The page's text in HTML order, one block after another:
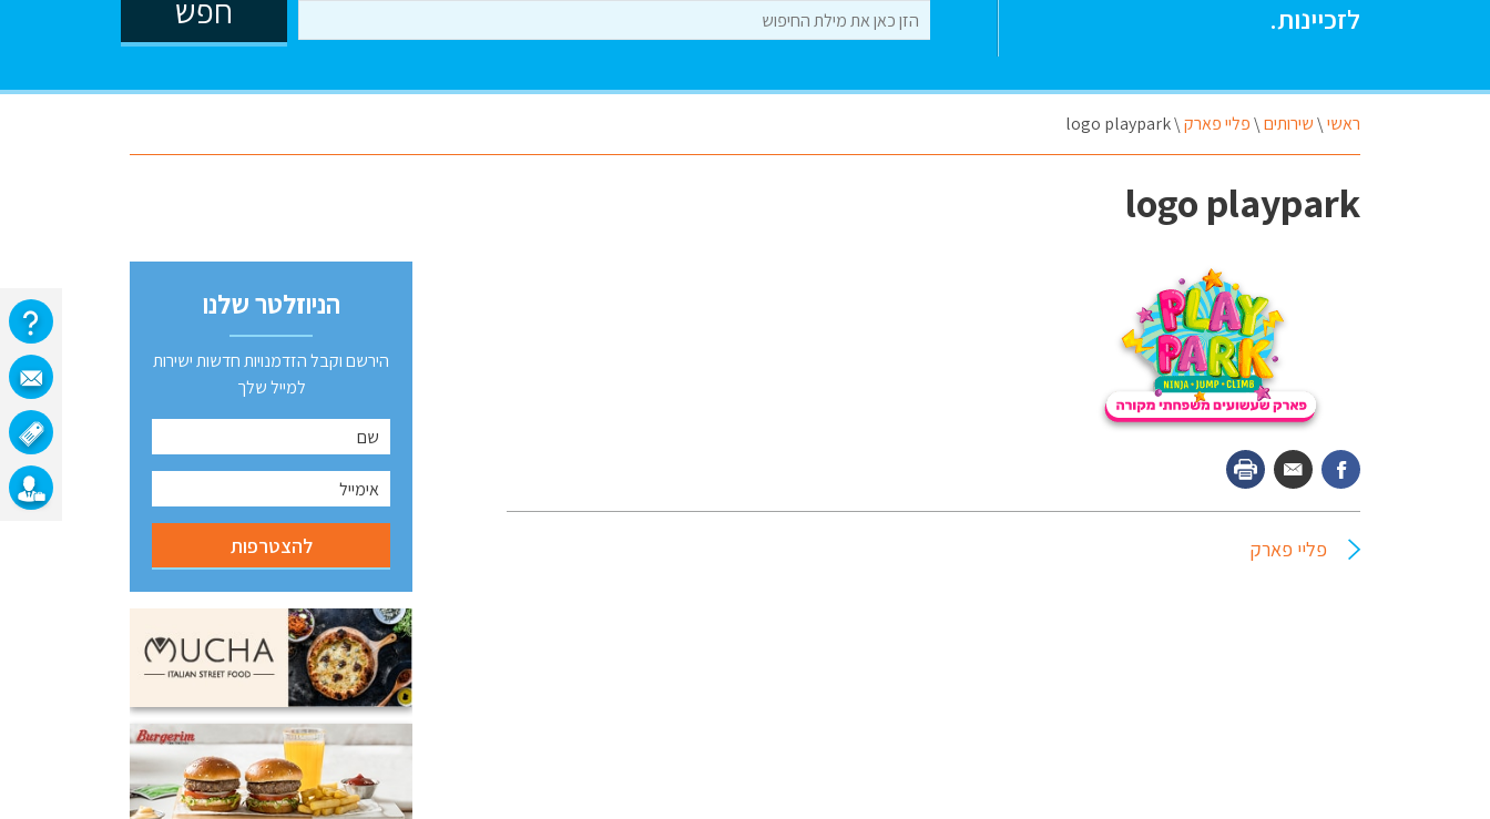
לזכיינות.
ראשי\שירותים\פליי פארק\
logo playpark
logo playpark
פליי פארק
הניוזלטר שלנו
הירשם וקבל הזדמנויות חדשות ישירות
למייל שלך